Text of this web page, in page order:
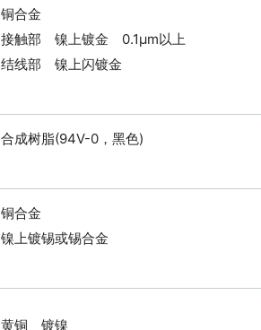
铜合金
接触部 镍上镀金
结线部 镍上闪镀金
合成树脂(94V-0，黑色)
铜合金
镍上镀锡或锡合金
黄铜 镀镍